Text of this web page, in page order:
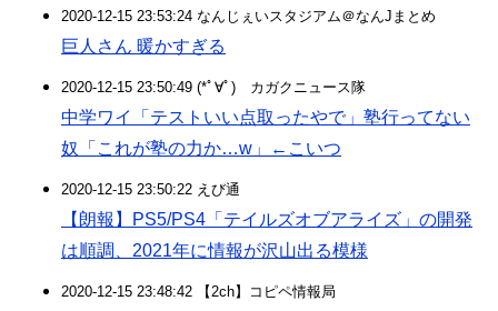
2020-12-15 23:53:24 なんじぇいスタジアム＠なんJまとめ
巨人さん 暖かすぎる
2020-12-15 23:50:49 (*ﾟ∀ﾟ)ゞカガクニュース隊
中学ワイ「テストいい点取ったやで」塾行ってない
奴「これが塾の力か…w」←こいつ
2020-12-15 23:50:22 えび通
【朗報】PS5/PS4「テイルズオブアライズ」の開発
は順調、2021年に情報が沢山出る模様
2020-12-15 23:48:42 【2ch】コピペ情報局